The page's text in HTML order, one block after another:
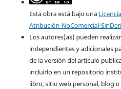
Esta obra está bajo una
Atribución-NoComercial-
Los autores(as) pueden
independientes y adicionales
de la versión del artículo
incluirlo en un repositorio
libro, sitio web personal, blog